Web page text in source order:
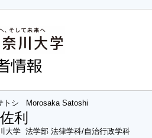
トシ Morosaka Satoshi
利
大学 法学部 法律学科/自治行政学科